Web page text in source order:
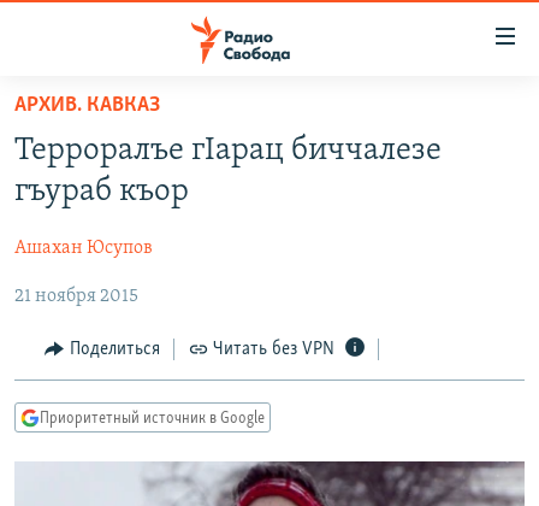
упрощенного
доступа
Вернуться
основному
Вернутся
главной
навигации
Вернутся
ПОДКАСТЫ
АВТОРСКИЕ ПРОЕКТЫ
ЦИТАТЫ СВОБОДЫ
МНЕНИЯ
КУЛЬТУРА
IDEL.РЕАЛИИ
КАВКАЗ.РЕАЛИИ
СЕВЕР.РЕАЛИИ
АРХИВ. КАВКАЗ
Терроралъе гIарац биччалезе
гъураб къор
Ашахан Юсупов
21 ноября 2015
Поделиться Читать без VPN
Приоритетный источник в Google